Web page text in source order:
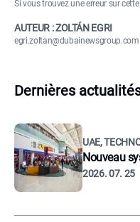
Si vous trouvez une erreur sur
AUTEUR : ZOLTÁN EGRI
egri.zoltan@dubainewsgroup.com
Dernières
UAE,
Nouveau
2026. 07. 25